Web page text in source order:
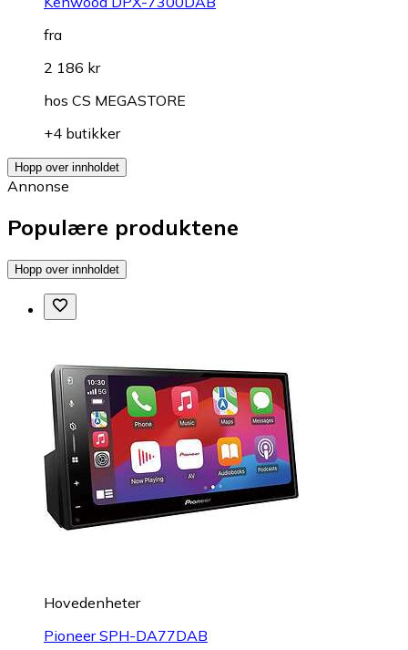
fra
2 186 kr
hos CS MEGASTORE
+4 butikker
Hopp over innholdet
Annonse
Populære produktene
Hopp over innholdet
Hovedenheter
Pioneer SPH-DA77DAB